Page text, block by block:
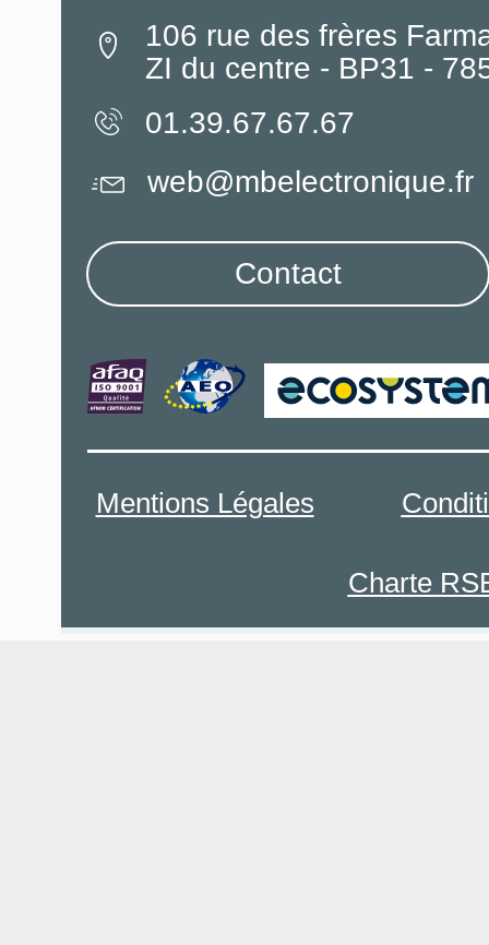
106 rue des frères
ZI du centre - BP31 -
01.39.67.67.67
Mentions Légales
Charte
web@mbelectronique.fr
Contact